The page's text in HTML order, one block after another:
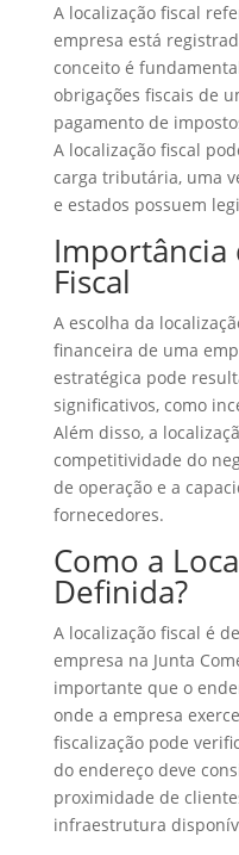
A localização fiscal
empresa está
conceito é
obrigações fiscais de
pagamento de
A localização fiscal
carga tributária, uma
e estados possuem
Importância
Fiscal
A escolha da
financeira de uma
estratégica pode
significativos, como
Além disso, a
competitividade do
de operação e a
fornecedores.
Como a
Definida?
A localização fiscal é
empresa na Junta
importante que o
onde a empresa
fiscalização pode
do endereço deve
proximidade de
infraestrutura